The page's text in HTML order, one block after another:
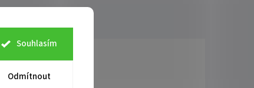
Odmítnout
Souhlasím